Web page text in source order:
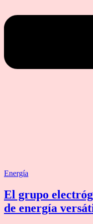
Categories
Energía
El grupo
de energía